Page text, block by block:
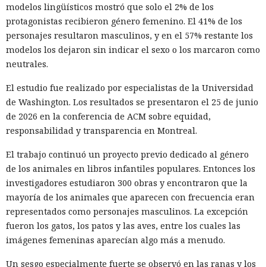
modelos lingüísticos mostró que solo el 2% de los
protagonistas recibieron género femenino. El 41% de los
personajes resultaron masculinos, y en el 57% restante los
modelos los dejaron sin indicar el sexo o los marcaron como
neutrales.
El estudio fue realizado por especialistas de la Universidad
de Washington. Los resultados se presentaron el 25 de junio
de 2026 en la conferencia de ACM sobre equidad,
responsabilidad y transparencia en Montreal.
El trabajo continuó un proyecto previo dedicado al género
de los animales en libros infantiles populares. Entonces los
investigadores estudiaron 300 obras y encontraron que la
mayoría de los animales que aparecen con frecuencia eran
representados como personajes masculinos. La excepción
fueron los gatos, los patos y las aves, entre los cuales las
imágenes femeninas aparecían algo más a menudo.
Un sesgo especialmente fuerte se observó en las ranas y los